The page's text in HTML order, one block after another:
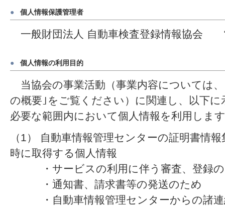
● 個人情報保護管理者
一般財団法人 自動車検査登録情報協会
● 個人情報の利用目的
当協会の事業活動（事業内容については
の概要｣をご覧ください）に関連し、以下
必要な範囲内において個人情報を利用しま
（1） 自動車情報管理センターの証明書情
時に取得する個人情報
・サービスの利用に伴う審査、登録の
・通知書、請求書等の発送のため
・自動車情報管理センターからの諸連